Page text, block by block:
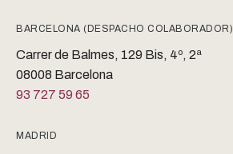
BARCELONA (DESPACHO COLABORADOR)
Carrer de Balmes, 129 Bis, 4º, 2ª
08008 Barcelona
93 727 59 65
MADRID